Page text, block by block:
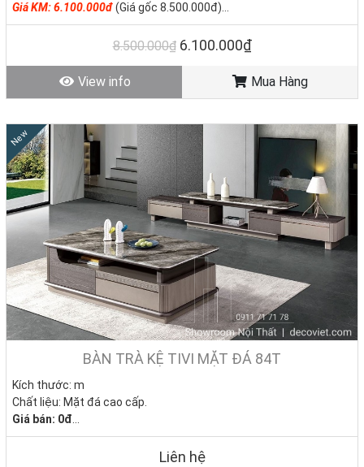
Giá KM: 6.100.000đ(Giá gốc 8.500.000đ)
Tình trạng: Hàng mới - Còn hàng
8.500.000₫ 6.100.000₫
View info Mua Hàng
New
BÀN TRÀ KỆ TIVI MẶT ĐÁ 84T
Kích thước: m
Chất liệu: Mặt đá cao cấp.
Giá bán: 0đ
Tình trạng: Hàng mới - Còn hàng
Liên hệ